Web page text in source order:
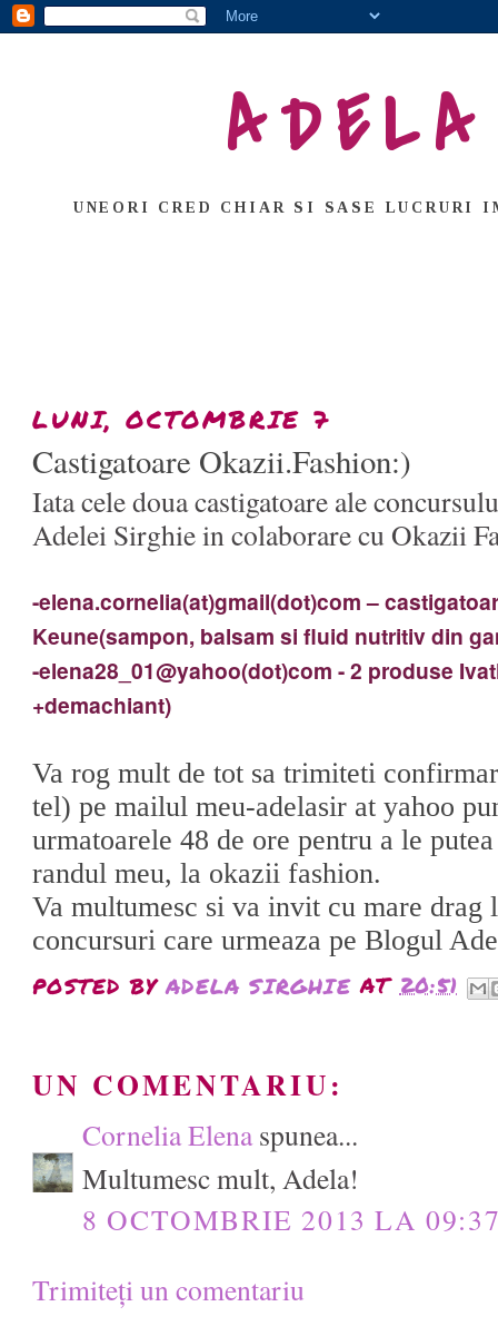
UNEORI CRED CHIAR SI SASE
LUNI, OCTOMBRIE 7
Castigatoare Okazii.Fashion:)
Iata cele doua castigatoare ale
Adelei Sirghie in colaborare cu Okazii
-elena.cornelia(at)gmail(dot)com –
Keune(sampon, balsam si fluid nutritiv din
-elena28_01@yahoo(dot)com - 2 produse
+demachiant)
Va rog mult de tot sa trimiteti
tel) pe mailul meu-adelasir at yahoo
urmatoarele 48 de ore pentru a le
randul meu, la okazii fashion.
Va multumesc si va invit cu mare drag
concursuri care urmeaza pe Blogul
POSTED BYADELA SIRGHIE AT 20:51
UN COMENTARIU:
Cornelia Elenaspunea...
Multumesc mult, Adela!
8 OCTOMBRIE 2013 LA
Trimiteți un comentariu